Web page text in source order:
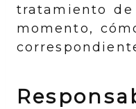
tratamiento
momento,